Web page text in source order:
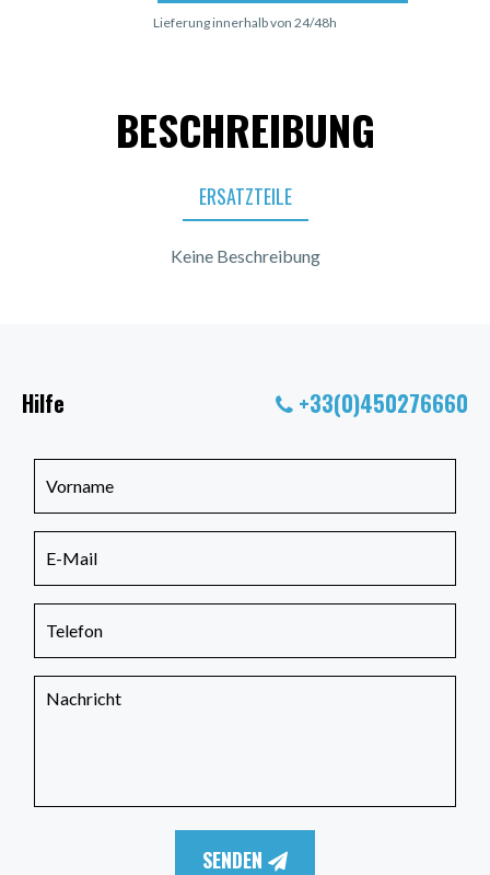
Lieferung innerhalb von 24/48h
BESCHREIBUNG
ERSATZTEILE
Keine Beschreibung
Hilfe +33(0)450276660
SENDEN